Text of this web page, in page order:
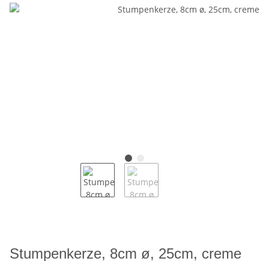
Stumpenkerze, 8cm ø, 25cm, creme